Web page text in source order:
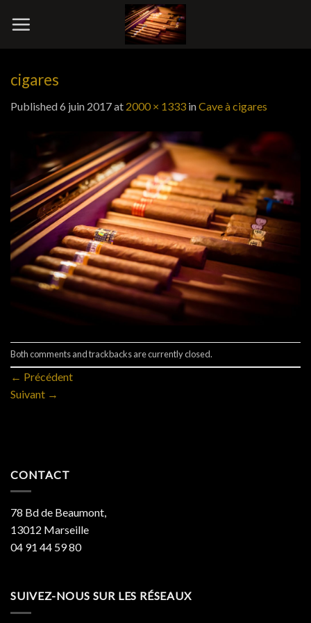
cigares
Published6 juin 2017at 2000 × 1333 inCave à cigares
Both comments and trackbacks are currently closed.
← Précédent
Suivant →
CONTACT
78 Bd de Beaumont,
13012 Marseille
04 91 44 59 80
SUIVEZ-NOUS SUR LES RÉSEAUX